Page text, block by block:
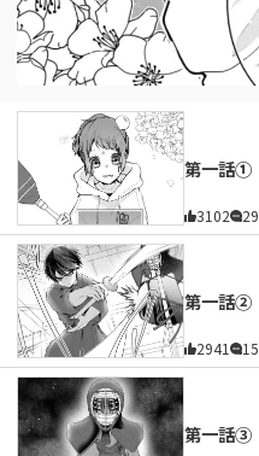
第一話①
3102 29
第一話②
2941 15
第一話③